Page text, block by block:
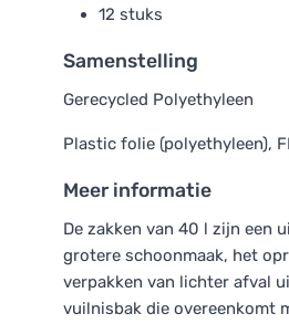
12 stuks
Samenstelling
Gerecycled Polyethyleen
Plastic folie (polyethyleen),
Meer informatie
De zakken van 40 l zijn een
grotere schoonmaak, het
verpakken van lichter afval
vuilnisbak die overeenkomt